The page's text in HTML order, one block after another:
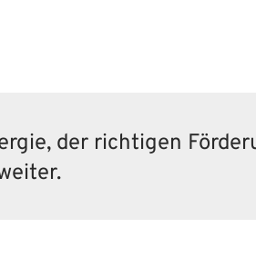
der richtigen